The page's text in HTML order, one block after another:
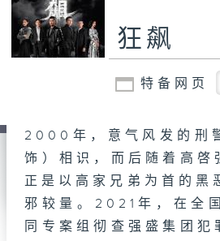
狂飙
特备网页
2000年，意气风发的刑
饰）相识，而后随着高
正是以高家兄弟为首的黑
邪较量。2021年，在全
同专案组彻查强盛集团